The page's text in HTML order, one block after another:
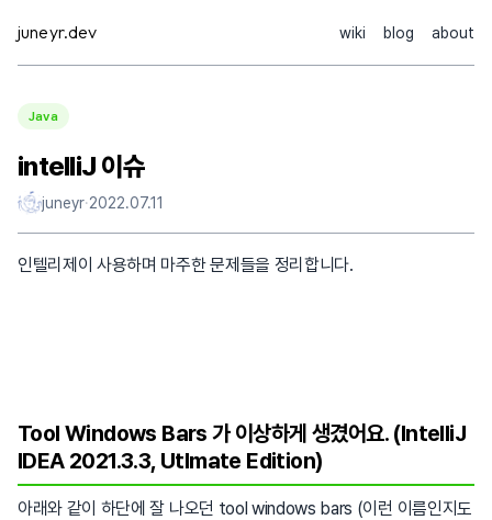
to
content
juneyr.dev wiki blog about
Java
intelliJ 이슈
juneyr·2022.07.11
인텔리제이 사용하며 마주한 문제들을 정리합니다.
Tool Windows Bars 가 이상하게 생겼어요. (IntelliJ
IDEA 2021.3.3, Utlmate Edition)
아래와 같이 하단에 잘 나오던 tool windows bars (이런 이름인지도